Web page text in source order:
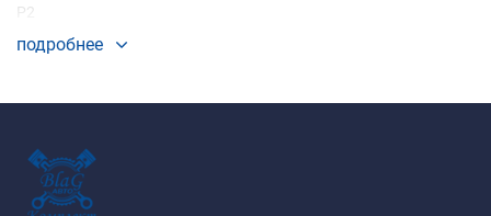
Р2
подробнее